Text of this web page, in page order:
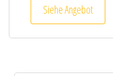
Siehe Angebot